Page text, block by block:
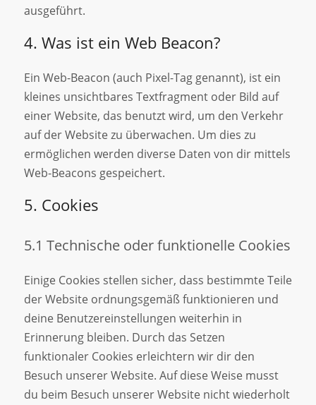
ausgeführt.
4. Was ist ein Web Beacon?
Ein Web-Beacon (auch Pixel-Tag genannt), ist ein
kleines unsichtbares Textfragment oder Bild auf
einer Website, das benutzt wird, um den Verkehr
auf der Website zu überwachen. Um dies zu
ermöglichen werden diverse Daten von dir mittels
Web-Beacons gespeichert.
5. Cookies
5.1 Technische oder funktionelle Cookies
Einige Cookies stellen sicher, dass bestimmte Teile
der Website ordnungsgemäß funktionieren und
deine Benutzereinstellungen weiterhin in
Erinnerung bleiben. Durch das Setzen
funktionaler Cookies erleichtern wir dir den
Besuch unserer Website. Auf diese Weise musst
du beim Besuch unserer Website nicht wiederholt